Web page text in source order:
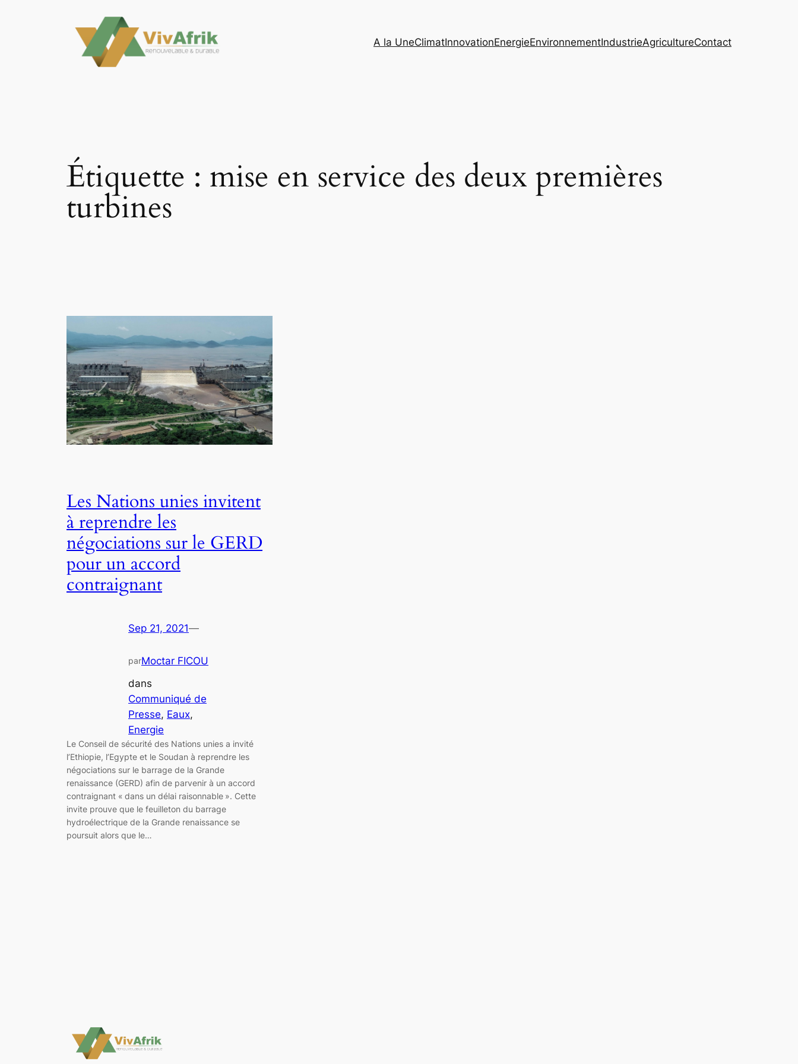
A la UneClimatInnovationEnergieEnvironnementIndustrieAgricultureContact
Étiquette : mise en service des deux premières
turbines
Les Nations unies invitent
à reprendre les
négociations sur le GERD
pour un accord
contraignant
Sep 21, 2021—
parMoctar FICOU
dans
Communiqué de
Presse, Eaux
Energie
Le Conseil de sécurité des Nations unies a invité
l’Ethiopie, l’Egypte et le Soudan à reprendre les
négociations sur le barrage de la Grande
renaissance (GERD) afin de parvenir à un accord
contraignant « dans un délai raisonnable ». Cette
invite prouve que le feuilleton du barrage
hydroélectrique de la Grande renaissance se
poursuit alors que le…